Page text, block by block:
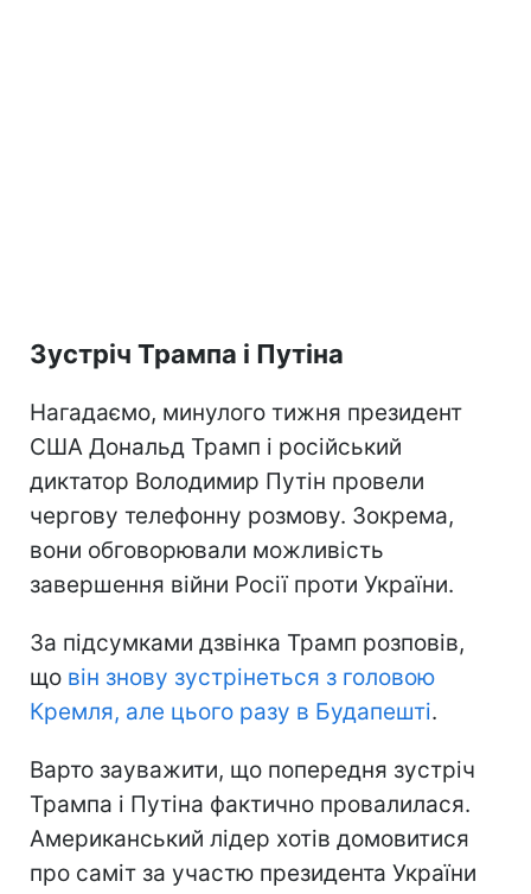
Зустріч Трампа і Путіна
Нагадаємо, минулого тижня президент
США Дональд Трамп і російський
диктатор Володимир Путін провели
чергову телефонну розмову. Зокрема,
вони обговорювали можливість
завершення війни Росії проти України.
За підсумками дзвінка Трамп розповів,
що він знову зустрінеться з головою
Кремля, але цього разу в Будапешті.
Варто зауважити, що попередня зустріч
Трампа і Путіна фактично провалилася.
Американський лідер хотів домовитися
про саміт за участю президента України